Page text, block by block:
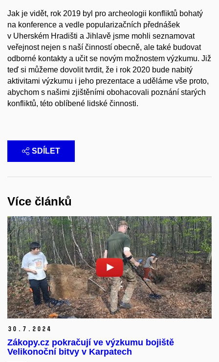
Jak je vidět, rok 2019 byl pro archeologii konfliktů bohatý
na konference a vedle popularizačních přednášek
v Uherském Hradišti a Jihlavě jsme mohli seznamovat
veřejnost nejen s naší činností obecně, ale také budovat
odborné kontakty a učit se novým možnostem výzkumu. Již
teď si můžeme dovolit tvrdit, že i rok 2020 bude nabitý
aktivitami výzkumu i jeho prezentace a uděláme vše proto,
abychom s našimi zjištěními obohacovali poznání starých
konfliktů, této oblíbené lidské činnosti.
SDÍLET
Více článků
30. 7. 2024
Zákopy.cz pokračují ve výzkumu bojiště
Velikonoční bitvy v Karpatech